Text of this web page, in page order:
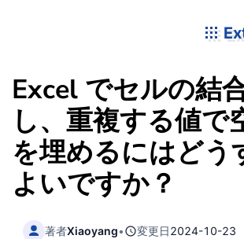
Excel でセルの結
し、重複する値で
を埋めるにはどう
よいですか？
著者Xiaoyang• 変更日2024-10-23